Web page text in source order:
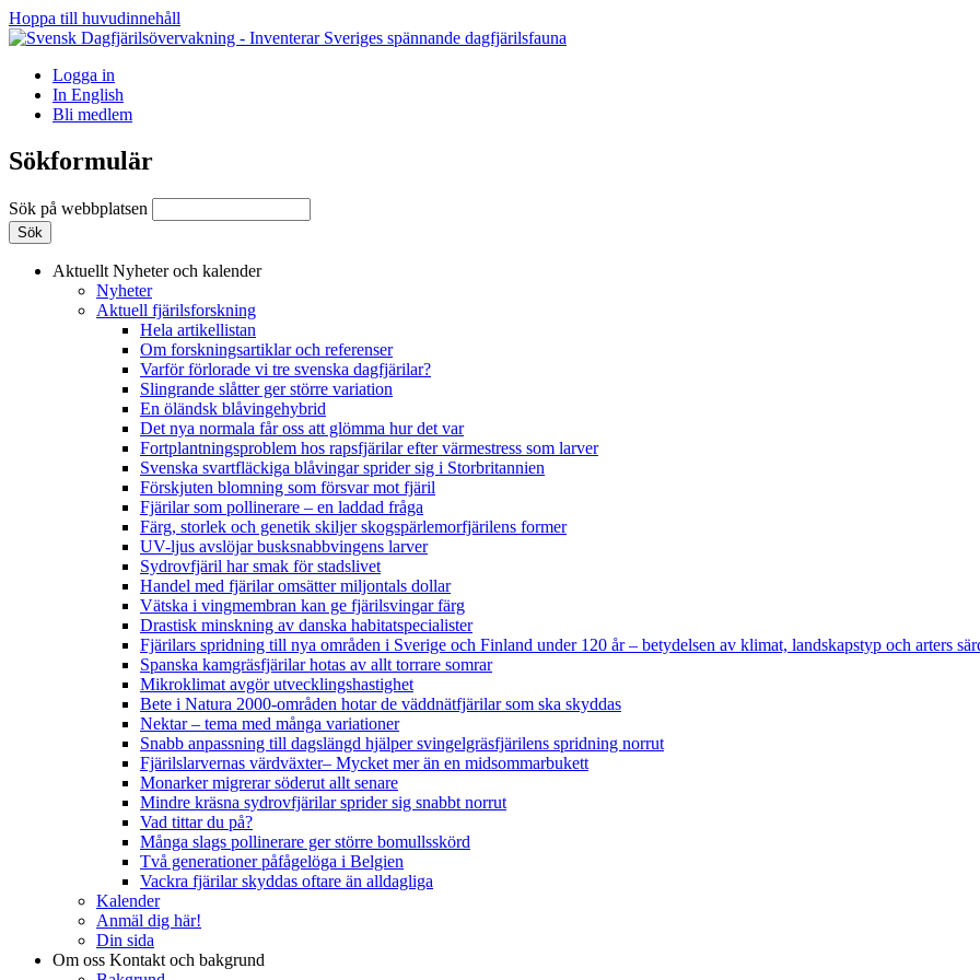
Hoppa till huvudinnehåll
Logga in
In English
Bli medlem
Sökformulär
Sök på webbplatsen
Aktuellt Nyheter och kalender
Nyheter
Aktuell fjärilsforskning
Hela artikellistan
Om forskningsartiklar och referenser
Varför förlorade vi tre svenska dagfjärilar?
Slingrande slåtter ger större variation
En öländsk blåvingehybrid
Det nya normala får oss att glömma hur det var
Fortplantningsproblem hos rapsfjärilar efter värmestress som larver
Svenska svartfläckiga blåvingar sprider sig i Storbritannien
Förskjuten blomning som försvar mot fjäril
Fjärilar som pollinerare – en laddad fråga
Färg, storlek och genetik skiljer skogspärlemorfjärilens former
UV-ljus avslöjar busksnabbvingens larver
Sydrovfjäril har smak för stadslivet
Handel med fjärilar omsätter miljontals dollar
Vätska i vingmembran kan ge fjärilsvingar färg
Drastisk minskning av danska habitatspecialister
Fjärilars spridning till nya områden i Sverige och Finland under 120 år– betydelsen av klimat, landskapstyp och arters
Spanska kamgräsfjärilar hotas av allt torrare somrar
Mikroklimat avgör utvecklingshastighet
Bete i Natura 2000-områden hotar de väddnätfjärilar som ska skyddas
Nektar – tema med många variationer
Snabb anpassning till dagslängd hjälper svingelgräsfjärilens spridning norrut
Fjärilslarvernas värdväxter– Mycket mer än en midsommarbukett
Monarker migrerar söderut allt senare
Mindre kräsna sydrovfjärilar sprider sig snabbt norrut
Vad tittar du på?
Många slags pollinerare ger större bomullsskörd
Två generationer påfågelöga i Belgien
Vackra fjärilar skyddas oftare än alldagliga
Kalender
Anmäl dig här!
Din sida
Om oss Kontakt och bakgrund